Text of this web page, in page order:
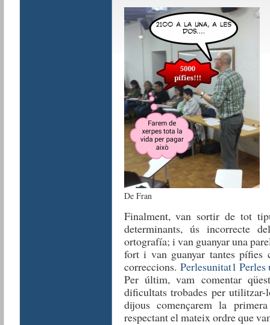
De Fran
Finalment, van sortir de tot
determinants, ús incorrecte
ortografía; i van guanyar una
fort i van guanyar tantes pífies
correccions. Perlesunitat1 Perles
Per últim, vam comentar
dificultats trobades per
dijous començarem la
respectant el mateix ordre que